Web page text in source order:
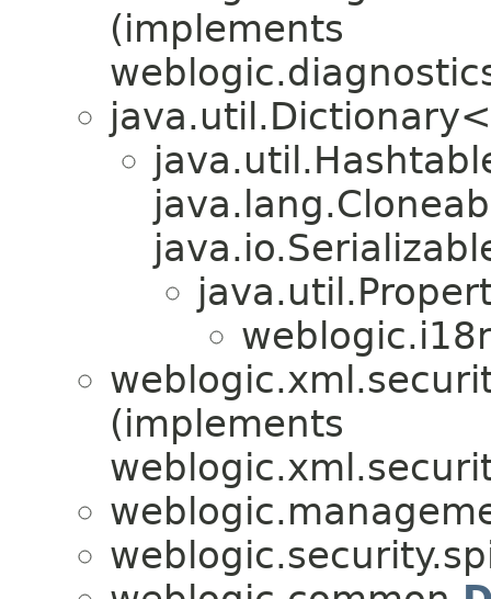
(implements
(implements